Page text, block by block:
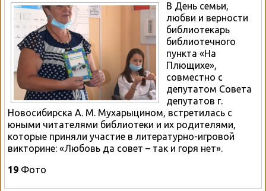
В День семьи,
любви и верности
библиотекарь
библиотечного
пункта «На
Плющихе»,
совместно с
депутатом Совета
депутатов г.
Новосибирска А. М. Мухарыцином, встретилась с
юными читателями библиотеки и их родителями,
которые приняли участие в литературно-игровой
викторине: «Любовь да совет – так и горя нет».
19 Фото